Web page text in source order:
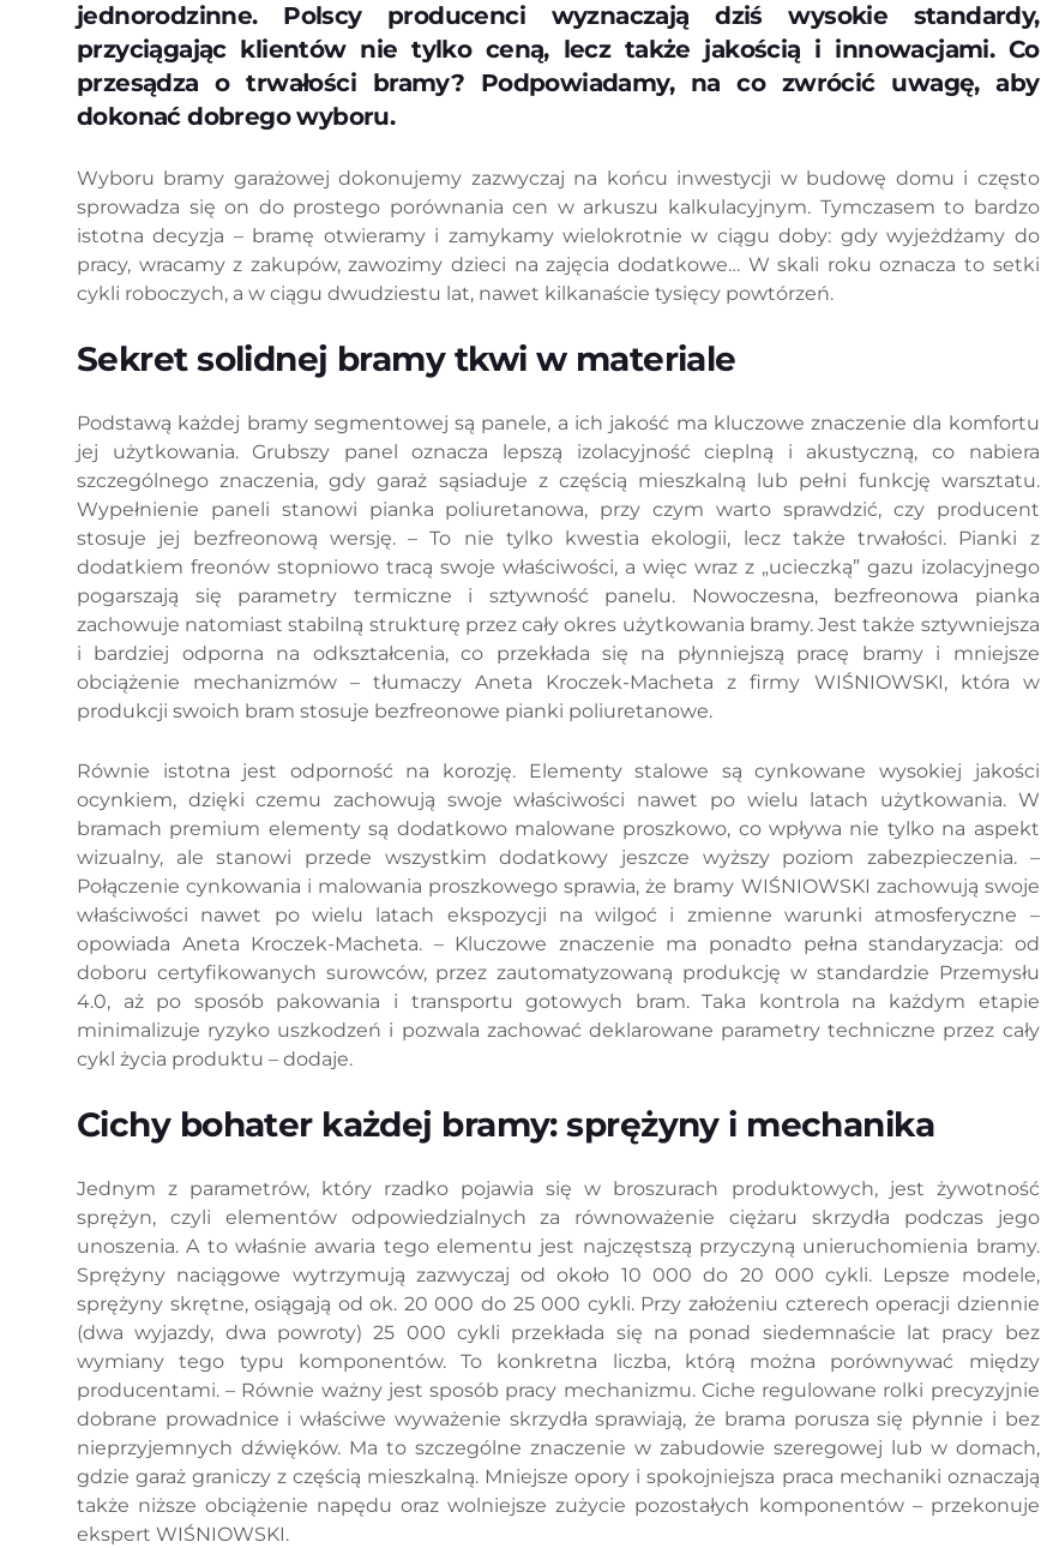
jednorodzinne. Polscy producenci wyznaczają dziś wysokie standardy,
przyciągając klientów nie tylko ceną, lecz także jakością i innowacjami. Co
przesądza o trwałości bramy? Podpowiadamy, na co zwrócić uwagę, aby
dokonać dobrego wyboru.
Wyboru bramy garażowej dokonujemy zazwyczaj na końcu inwestycji w budowę domu i często
sprowadza się on do prostego porównania cen w arkuszu kalkulacyjnym. Tymczasem to bardzo
istotna decyzja – bramę otwieramy i zamykamy wielokrotnie w ciągu doby: gdy wyjeżdżamy do
pracy, wracamy z zakupów, zawozimy dzieci na zajęcia dodatkowe… W skali roku oznacza to setki
cykli roboczych, a w ciągu dwudziestu lat, nawet kilkanaście tysięcy powtórzeń.
Sekret solidnej bramy tkwi w materiale
Podstawą każdej bramy segmentowej są panele, a ich jakość ma kluczowe znaczenie dla komfortu
jej użytkowania. Grubszy panel oznacza lepszą izolacyjność cieplną i akustyczną, co nabiera
szczególnego znaczenia, gdy garaż sąsiaduje z częścią mieszkalną lub pełni funkcję warsztatu.
Wypełnienie paneli stanowi pianka poliuretanowa, przy czym warto sprawdzić, czy producent
stosuje jej bezfreonową wersję. – To nie tylko kwestia ekologii, lecz także trwałości. Pianki z
dodatkiem freonów stopniowo tracą swoje właściwości, a więc wraz z „ucieczką” gazu izolacyjnego
pogarszają się parametry termiczne i sztywność panelu. Nowoczesna, bezfreonowa pianka
zachowuje natomiast stabilną strukturę przez cały okres użytkowania bramy. Jest także sztywniejsza
i bardziej odporna na odkształcenia, co przekłada się na płynniejszą pracę bramy i mniejsze
obciążenie mechanizmów – tłumaczy Aneta Kroczek-Macheta z firmy WIŚNIOWSKI, która w
produkcji swoich bram stosuje bezfreonowe pianki poliuretanowe.
Równie istotna jest odporność na korozję. Elementy stalowe są cynkowane wysokiej jakości
ocynkiem, dzięki czemu zachowują swoje właściwości nawet po wielu latach użytkowania. W
bramach premium elementy są dodatkowo malowane proszkowo, co wpływa nie tylko na aspekt
wizualny, ale stanowi przede wszystkim dodatkowy jeszcze wyższy poziom zabezpieczenia. –
Połączenie cynkowania i malowania proszkowego sprawia, że bramy WIŚNIOWSKI zachowują swoje
właściwości nawet po wielu latach ekspozycji na wilgoć i zmienne warunki atmosferyczne –
opowiada Aneta Kroczek-Macheta. – Kluczowe znaczenie ma ponadto pełna standaryzacja: od
doboru certyfikowanych surowców, przez zautomatyzowaną produkcję w standardzie Przemysłu
4.0, aż po sposób pakowania i transportu gotowych bram. Taka kontrola na każdym etapie
minimalizuje ryzyko uszkodzeń i pozwala zachować deklarowane parametry techniczne przez cały
cykl życia produktu – dodaje.
Cichy bohater każdej bramy: sprężyny i mechanika
Jednym z parametrów, który rzadko pojawia się w broszurach produktowych, jest żywotność
sprężyn, czyli elementów odpowiedzialnych za równoważenie ciężaru skrzydła podczas jego
unoszenia. A to właśnie awaria tego elementu jest najczęstszą przyczyną unieruchomienia bramy.
Sprężyny naciągowe wytrzymują zazwyczaj od około 10 000 do 20 000 cykli. Lepsze modele,
sprężyny skrętne, osiągają od ok. 20 000 do 25 000 cykli. Przy założeniu czterech operacji dziennie
(dwa wyjazdy, dwa powroty) 25 000 cykli przekłada się na ponad siedemnaście lat pracy bez
wymiany tego typu komponentów. To konkretna liczba, którą można porównywać między
producentami. – Równie ważny jest sposób pracy mechanizmu. Ciche regulowane rolki precyzyjnie
dobrane prowadnice i właściwe wyważenie skrzydła sprawiają, że brama porusza się płynnie i bez
nieprzyjemnych dźwięków. Ma to szczególne znaczenie w zabudowie szeregowej lub w domach,
gdzie garaż graniczy z częścią mieszkalną. Mniejsze opory i spokojniejsza praca mechaniki oznaczają
także niższe obciążenie napędu oraz wolniejsze zużycie pozostałych komponentów – przekonuje
ekspert WIŚNIOWSKI.